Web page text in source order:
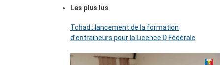
Les plus lus
Tchad : lancement de la formation
d’entraîneurs pour la Licence D Fédérale